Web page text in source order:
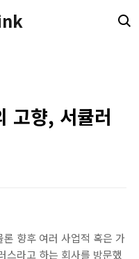
고향, 서큘러
향후 여러 사업적 혹은 가
스라고 하는 회사를 방문했